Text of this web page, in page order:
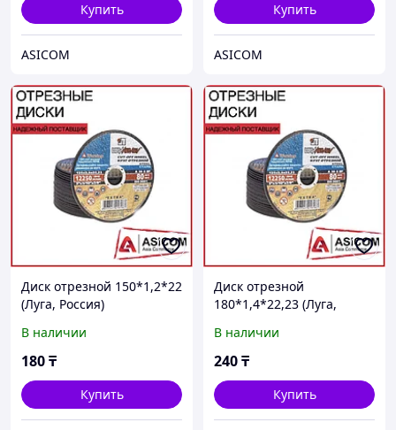
Купить
ASICOM
Купить
ASICOM
Диск отрезной 150*1,2*22
(Луга, Россия)
В наличии
180₸
Купить
Диск отрезной
180*1,4*22,23 (Луга,
В наличии
240₸
Купить